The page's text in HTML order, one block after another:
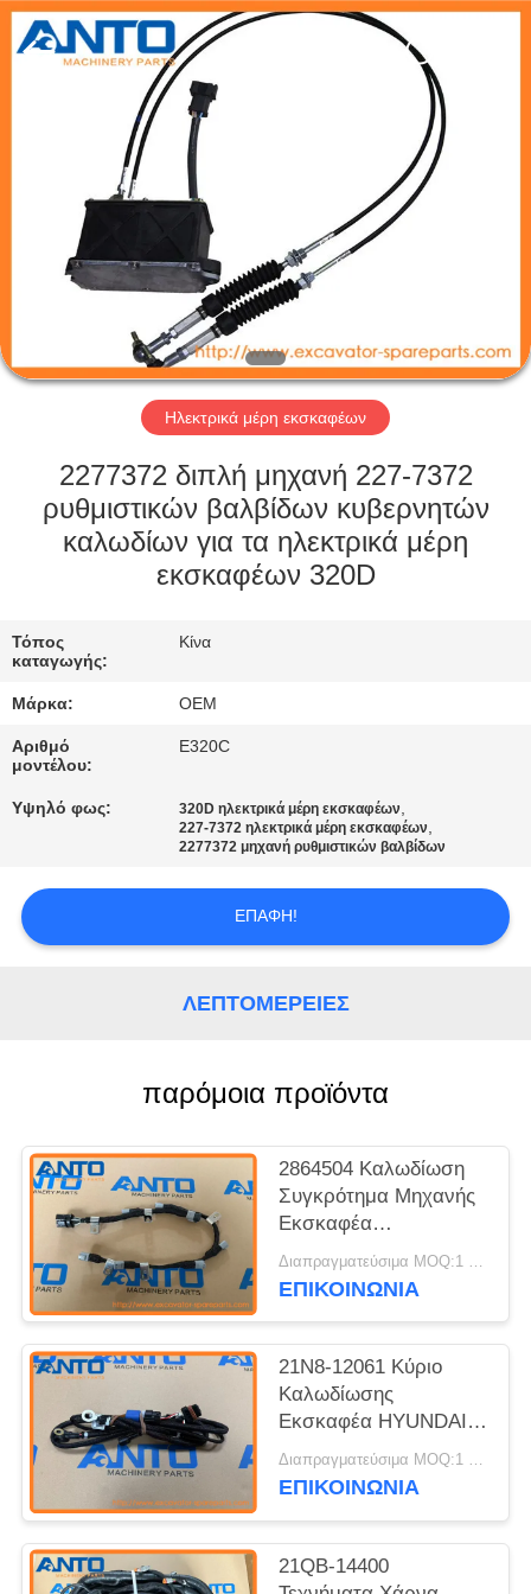
ΠΡΟΪΌΝΤΑ
ΠΕΡΊΠΟΥ
ΓΎΡΟΣ
ΕΡΓΟΣΤΑΣΊΩΝ
ΠΟΙΟΤΙΚΌΣ
ΈΛΕΓΧΟΣ
SITEMAP
ΠΟΛΙΤΙΚΉ
ΑΠΟΡΡΉΤΟΥ
Anto
Machinery
Parts
Co.,Ltd..
Ηλεκτρικά μέρη εκσκαφέων
2277372 διπλή μηχανή 227-7372
ρυθμιστικών βαλβίδων κυβερνητών
καλωδίων για τα ηλεκτρικά μέρη
εκσκαφέων 320D
Τόπος
καταγωγής:
Κίνα
Μάρκα: OEM
Αριθμό
μοντέλου:
E320C
Υψηλό φως: 320D ηλεκτρικά μέρη εκσκαφέων,
227-7372 ηλεκτρικά μέρη εκσκαφέων,
2277372 μηχανή ρυθμιστικών βαλβίδων
ΕΠΑΦΉ!
ΛΕΠΤΟΜΈΡΕΙΕΣ
παρόμοια προϊόντα
2864504 Καλωδίωση
Συγκρότημα Μηχανής
Εκσκαφέα
Ανταλλακτικά
Κατάλληλο για ISM11
Διαπραγματεύσιμα MOQ:1 τεμ
ΕΠΙΚΟΙΝΩΝΙΑ
21N8-12061 Κύριο
Καλωδίωσης
Εκσκαφέα HYUNDAI
Ανταλλακτικά Για
R305-7 R210LC-7
Διαπραγματεύσιμα MOQ:1 τεμ
ΕΠΙΚΟΙΝΩΝΙΑ
21QB-14400